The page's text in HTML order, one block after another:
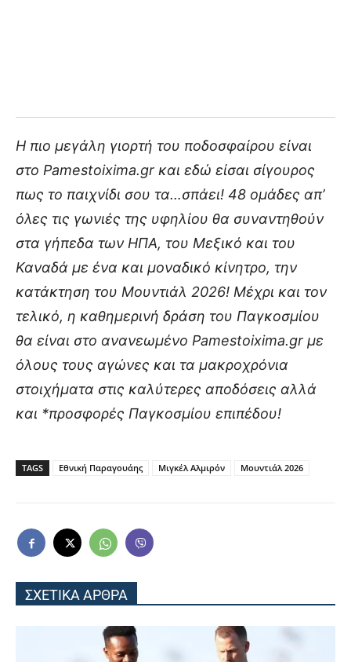
Η πιο μεγάλη γιορτή του ποδοσφαίρου είναι
στο Pamestoixima.gr και εδώ είσαι σίγουρος
πως το παιχνίδι σου τα…σπάει! 48 ομάδες απ’
όλες τις γωνιές της υφηλίου θα συναντηθούν
στα γήπεδα των ΗΠΑ, του Μεξικό και του
Καναδά με ένα και μοναδικό κίνητρο, την
κατάκτηση του Μουντιάλ 2026! Μέχρι και τον
τελικό, η καθημερινή δράση του Παγκοσμίου
θα είναι στο ανανεωμένο Pamestoixima.gr με
όλους τους αγώνες και τα μακροχρόνια
στοιχήματα στις καλύτερες αποδόσεις αλλά
και *προσφορές Παγκοσμίου επιπέδου!
TAGS Εθνική Παραγουάης Μιγκέλ Αλμιρόν Μουντιάλ 2026
ΣΧΕΤΙΚΑ ΑΡΘΡΑ